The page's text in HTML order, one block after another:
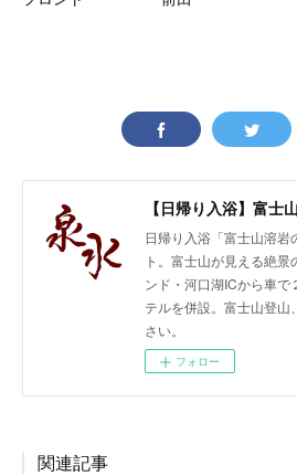
【日帰り入浴】富士
日帰り入浴「富士山溶
ト。富士山が見える絶
ンド・河口湖ICから車で
テルを併設。富士山登
さい。
フォロー
関連記事